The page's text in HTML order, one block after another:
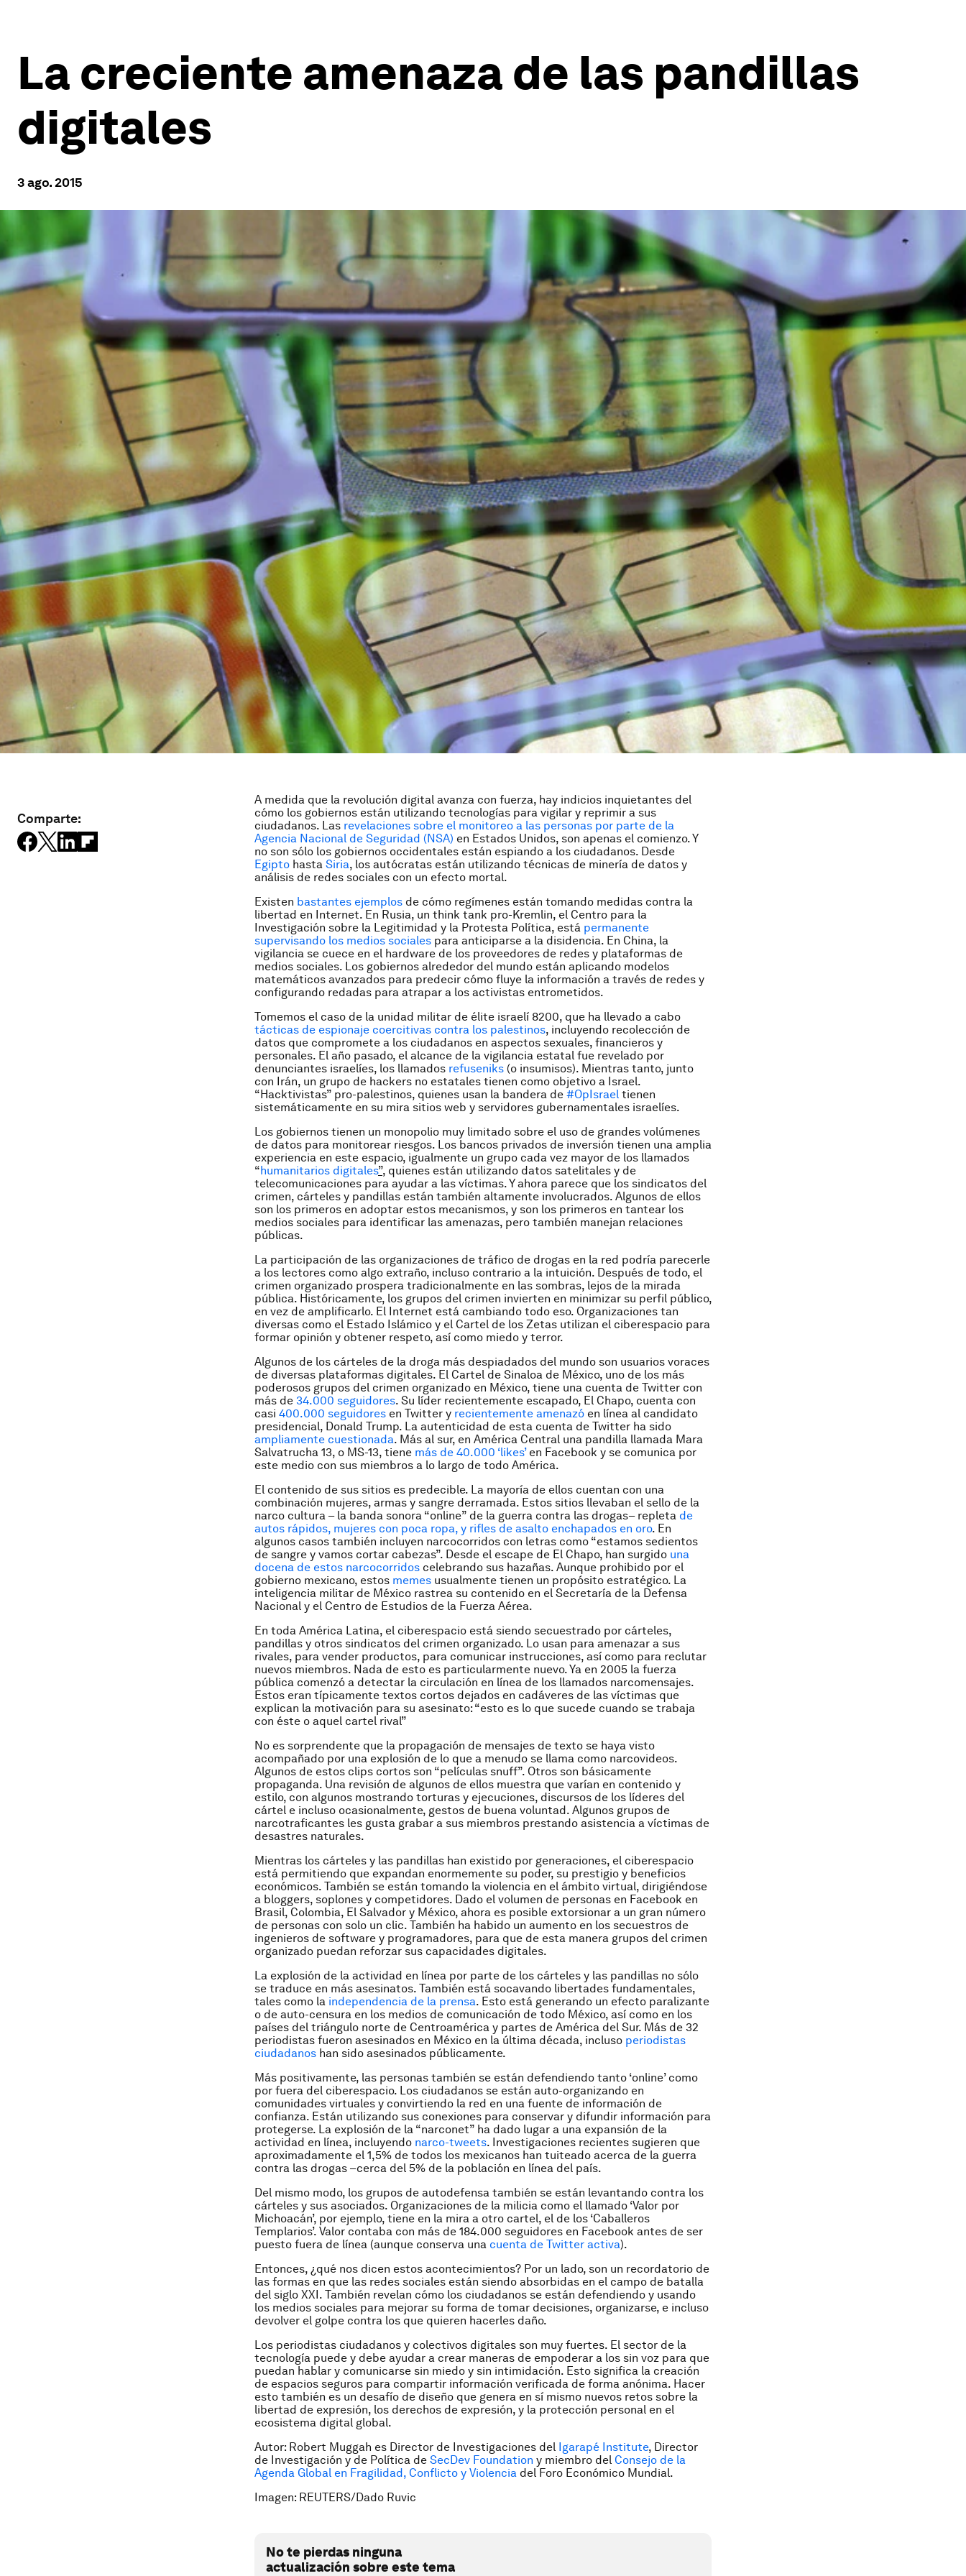
La creciente amenaza de las pandillas
digitales
3 ago. 2015
Comparte:
A medida que la revolución digital avanza con fuerza, hay indicios inquietantes del
cómo los gobiernos están utilizando tecnologías para vigilar y reprimir a sus
ciudadanos. Las revelaciones sobre el monitoreo a las personas por parte de la
Agencia Nacional de Seguridad (NSA) en Estados Unidos, son apenas el comienzo. Y
no son sólo los gobiernos occidentales están espiando a los ciudadanos. Desde
Egipto hasta Siria, los autócratas están utilizando técnicas de minería de datos y
análisis de redes sociales con un efecto mortal.
Existen bastantes ejemplos de cómo regímenes están tomando medidas contra la
libertad en Internet. En Rusia, un think tank pro-Kremlin, el Centro para la
Investigación sobre la Legitimidad y la Protesta Política, está permanente
supervisando los medios sociales para anticiparse a la disidencia. En China, la
vigilancia se cuece en el hardware de los proveedores de redes y plataformas de
medios sociales. Los gobiernos alrededor del mundo están aplicando modelos
matemáticos avanzados para predecir cómo fluye la información a través de redes y
configurando redadas para atrapar a los activistas entrometidos.
Tomemos el caso de la unidad militar de élite israelí 8200, que ha llevado a cabo
tácticas de espionaje coercitivas contra los palestinos, incluyendo recolección de
datos que compromete a los ciudadanos en aspectos sexuales, financieros y
personales. El año pasado, el alcance de la vigilancia estatal fue revelado por
denunciantes israelíes, los llamados refuseniks (o insumisos). Mientras tanto, junto
con Irán, un grupo de hackers no estatales tienen como objetivo a Israel.
“Hacktivistas” pro-palestinos, quienes usan la bandera de #OpIsrael tienen
sistemáticamente en su mira sitios web y servidores gubernamentales israelíes.
Los gobiernos tienen un monopolio muy limitado sobre el uso de grandes volúmenes
de datos para monitorear riesgos. Los bancos privados de inversión tienen una amplia
experiencia en este espacio, igualmente un grupo cada vez mayor de los llamados
“humanitarios digitales”, quienes están utilizando datos satelitales y de
telecomunicaciones para ayudar a las víctimas. Y ahora parece que los sindicatos del
crimen, cárteles y pandillas están también altamente involucrados. Algunos de ellos
son los primeros en adoptar estos mecanismos, y son los primeros en tantear los
medios sociales para identificar las amenazas, pero también manejan relaciones
públicas.
La participación de las organizaciones de tráfico de drogas en la red podría parecerle
a los lectores como algo extraño, incluso contrario a la intuición. Después de todo, el
crimen organizado prospera tradicionalmente en las sombras, lejos de la mirada
pública. Históricamente, los grupos del crimen invierten en minimizar su perfil público,
en vez de amplificarlo. El Internet está cambiando todo eso. Organizaciones tan
diversas como el Estado Islámico y el Cartel de los Zetas utilizan el ciberespacio para
formar opinión y obtener respeto, así como miedo y terror.
Algunos de los cárteles de la droga más despiadados del mundo son usuarios voraces
de diversas plataformas digitales. El Cartel de Sinaloa de México, uno de los más
poderosos grupos del crimen organizado en México, tiene una cuenta de Twitter con
más de 34.000 seguidores. Su líder recientemente escapado, El Chapo, cuenta con
casi 400.000 seguidores en Twitter y recientemente amenazó en línea al candidato
presidencial, Donald Trump. La autenticidad de esta cuenta de Twitter ha sido
ampliamente cuestionada. Más al sur, en América Central una pandilla llamada Mara
Salvatrucha 13, o MS-13, tiene más de 40.000 ‘likes’en Facebook y se comunica por
este medio con sus miembros a lo largo de todo América.
El contenido de sus sitios es predecible. La mayoría de ellos cuentan con una
combinación mujeres, armas y sangre derramada. Estos sitios llevaban el sello de la
narco cultura – la banda sonora “online” de la guerra contra las drogas– repleta de
autos rápidos, mujeres con poca ropa, y rifles de asalto enchapados en oro. En
algunos casos también incluyen narcocorridos con letras como “estamos sedientos
de sangre y vamos cortar cabezas”. Desde el escape de El Chapo, han surgido una
docena de estos narcocorridos celebrando sus hazañas. Aunque prohibido por el
gobierno mexicano, estos memes usualmente tienen un propósito estratégico. La
inteligencia militar de México rastrea su contenido en el Secretaría de la Defensa
Nacional y el Centro de Estudios de la Fuerza Aérea.
En toda América Latina, el ciberespacio está siendo secuestrado por cárteles,
pandillas y otros sindicatos del crimen organizado. Lo usan para amenazar a sus
rivales, para vender productos, para comunicar instrucciones, así como para reclutar
nuevos miembros. Nada de esto es particularmente nuevo. Ya en 2005 la fuerza
pública comenzó a detectar la circulación en línea de los llamados narcomensajes.
Estos eran típicamente textos cortos dejados en cadáveres de las víctimas que
explican la motivación para su asesinato: “esto es lo que sucede cuando se trabaja
con éste o aquel cartel rival”
No es sorprendente que la propagación de mensajes de texto se haya visto
acompañado por una explosión de lo que a menudo se llama como narcovideos.
Algunos de estos clips cortos son “películas snuff”. Otros son básicamente
propaganda. Una revisión de algunos de ellos muestra que varían en contenido y
estilo, con algunos mostrando torturas y ejecuciones, discursos de los líderes del
cártel e incluso ocasionalmente, gestos de buena voluntad. Algunos grupos de
narcotraficantes les gusta grabar a sus miembros prestando asistencia a víctimas de
desastres naturales.
Mientras los cárteles y las pandillas han existido por generaciones, el ciberespacio
está permitiendo que expandan enormemente su poder, su prestigio y beneficios
económicos. También se están tomando la violencia en el ámbito virtual, dirigiéndose
a bloggers, soplones y competidores. Dado el volumen de personas en Facebook en
Brasil, Colombia, El Salvador y México, ahora es posible extorsionar a un gran número
de personas con solo un clic. También ha habido un aumento en los secuestros de
ingenieros de software y programadores, para que de esta manera grupos del crimen
organizado puedan reforzar sus capacidades digitales.
La explosión de la actividad en línea por parte de los cárteles y las pandillas no sólo
se traduce en más asesinatos. También está socavando libertades fundamentales,
tales como la independencia de la prensa. Esto está generando un efecto paralizante
o de auto-censura en los medios de comunicación de todo México, así como en los
países del triángulo norte de Centroamérica y partes de América del Sur. Más de 32
periodistas fueron asesinados en México en la última década, incluso periodistas
ciudadanos han sido asesinados públicamente.
Más positivamente, las personas también se están defendiendo tanto ‘online’ como
por fuera del ciberespacio. Los ciudadanos se están auto-organizando en
comunidades virtuales y convirtiendo la red en una fuente de información de
confianza. Están utilizando sus conexiones para conservar y difundir información para
protegerse. La explosión de la “narconet” ha dado lugar a una expansión de la
actividad en línea, incluyendo narco-tweets. Investigaciones recientes sugieren que
aproximadamente el 1,5% de todos los mexicanos han tuiteado acerca de la guerra
contra las drogas –cerca del 5% de la población en línea del país.
Del mismo modo, los grupos de autodefensa también se están levantando contra los
cárteles y sus asociados. Organizaciones de la milicia como el llamado ‘Valor por
Michoacán’, por ejemplo, tiene en la mira a otro cartel, el de los ‘Caballeros
Templarios’. Valor contaba con más de 184.000 seguidores en Facebook antes de ser
puesto fuera de línea (aunque conserva una cuenta de Twitter activa).
Entonces, ¿qué nos dicen estos acontecimientos? Por un lado, son un recordatorio de
las formas en que las redes sociales están siendo absorbidas en el campo de batalla
del siglo XXI. También revelan cómo los ciudadanos se están defendiendo y usando
los medios sociales para mejorar su forma de tomar decisiones, organizarse, e incluso
devolver el golpe contra los que quieren hacerles daño.
Los periodistas ciudadanos y colectivos digitales son muy fuertes. El sector de la
tecnología puede y debe ayudar a crear maneras de empoderar a los sin voz para que
puedan hablar y comunicarse sin miedo y sin intimidación. Esto significa la creación
de espacios seguros para compartir información verificada de forma anónima. Hacer
esto también es un desafío de diseño que genera en sí mismo nuevos retos sobre la
libertad de expresión, los derechos de expresión, y la protección personal en el
ecosistema digital global.
Autor: Robert Muggah es Director de Investigaciones del Igarapé Institute, Director
de Investigación y de Política de SecDev Foundation y miembro del Consejo de la
Agenda Global en Fragilidad, Conflicto y Violencia del Foro Económico Mundial.
Imagen: REUTERS/Dado Ruvic
No te pierdas ninguna
actualización sobre este tema